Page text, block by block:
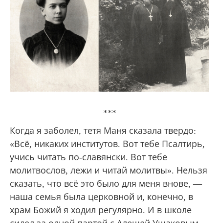
***
Когда я заболел, тетя Маня сказала твердо:
«Всё, никаких институтов. Вот тебе Псалтирь,
учись читать по-славянски. Вот тебе
молитвослов, лежи и читай молитвы». Нельзя
сказать, что всё это было для меня внове, —
наша семья была церковной и, конечно, в
храм Божий я ходил регулярно. И в школе